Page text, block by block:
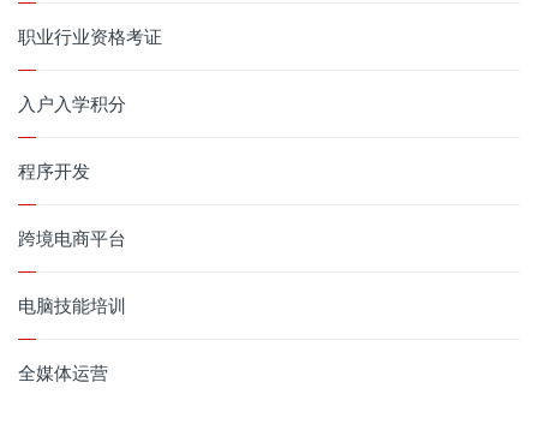
职业行业资格考证
入户入学积分
程序开发
跨境电商平台
电脑技能培训
全媒体运营